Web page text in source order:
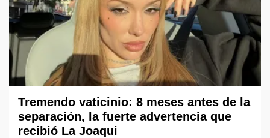
Tremendo vaticinio: 8 meses antes de la
separación, la fuerte advertencia que
recibió La Joaqui